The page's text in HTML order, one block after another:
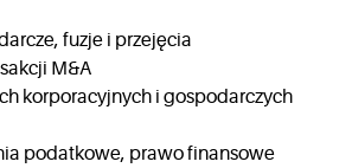
fuzje i przejęcia
M&A
korporacyjnych i gospodarczych
podatkowe, prawo finansowe